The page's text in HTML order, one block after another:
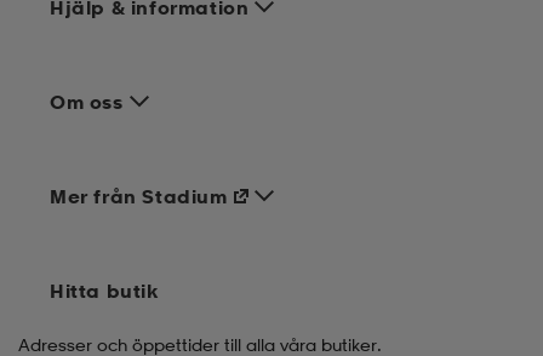
Hjälp & information
Om oss
Mer från Stadium
Hitta butik
Adresser och öppettider till alla våra butiker.